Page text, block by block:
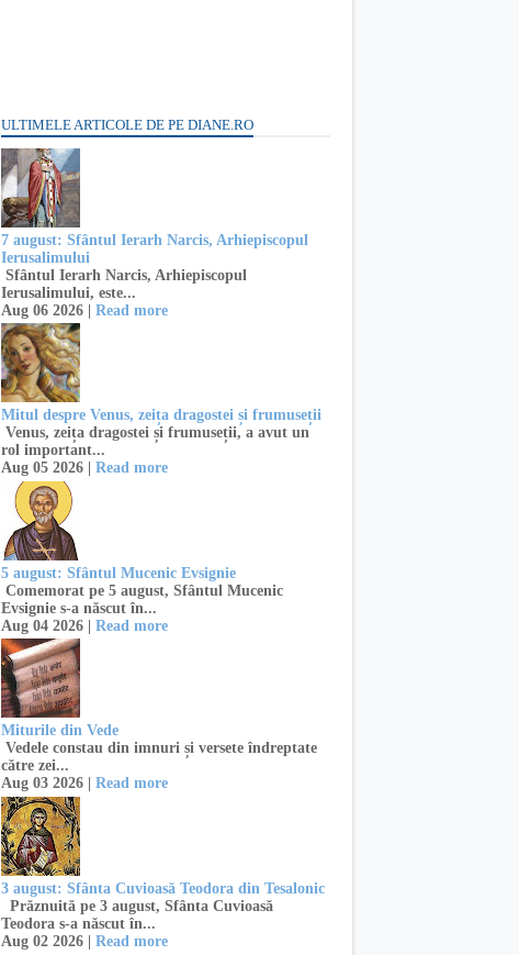
ULTIMELE ARTICOLE DE PE DIANE.RO
7 august: Sfântul Ierarh Narcis, Arhiepiscopul
Ierusalimului
Sfântul Ierarh Narcis, Arhiepiscopul
Ierusalimului, este...
Aug 06 2026 | Read more
Mitul despre Venus, zeița dragostei și frumuseții
Venus, zeița dragostei și frumuseții, a avut un
rol important...
Aug 05 2026 | Read more
5 august: Sfântul Mucenic Evsignie
Comemorat pe 5 august, Sfântul Mucenic
Evsignie s-a născut în...
Aug 04 2026 | Read more
Miturile din Vede
Vedele constau din imnuri și versete îndreptate
către zei...
Aug 03 2026 | Read more
3 august: Sfânta Cuvioasă Teodora din Tesalonic
Prăznuită pe 3 august, Sfânta Cuvioasă
Teodora s-a născut în...
Aug 02 2026 | Read more